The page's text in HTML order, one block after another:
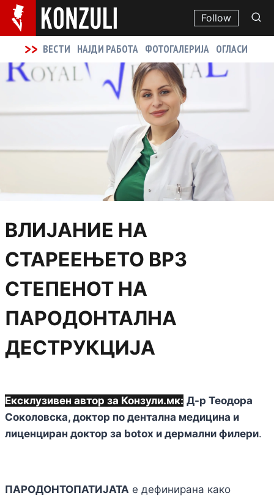
Follow
>> ВЕСТИ НАЈДИ РАБОТА ФОТОГАЛЕРИЈА ОГЛАСИ
ВЛИЈАНИЕ НА
СТАРЕЕЊЕТО ВРЗ
СТЕПЕНОТ НА
ПАРОДОНТАЛНА
ДЕСТРУКЦИЈА
Ексклузивен автор за Конзули.мк: Д-р Теодора
Соколовска, доктор по дентална медицина и
лиценциран доктор за botox и дермални филери.
ПАРОДОНТОПАТИЈАТА е дефинирана како